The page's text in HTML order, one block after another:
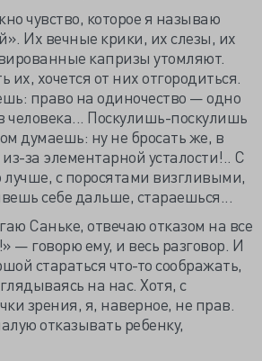
чувство, которое я называю
Их вечные крики, их слезы, их
капризы утомляют.
их, хочется от них отгородиться.
право на одиночество — одно
человека... Поскулишь-поскулишь
думаешь: ну не бросать же, в
за элементарной усталости!.. С
с поросятами визгливыми,
себе дальше, стараешься...
Саньке, отвечаю отказом на все
— говорю ему, и весь разговор. И
стараться что-то соображать,
на нас. Хотя, с
зрения, я, наверное, не прав.
отказывать ребенку,